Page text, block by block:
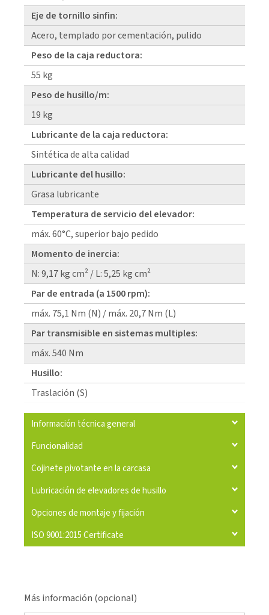
Eje de tornillo sinfin:
Acero, templado por cementación, pulido
Peso de la caja reductora:
55 kg
Peso de husillo/m:
19 kg
Lubricante de la caja reductora:
Sintética de alta calidad
Lubricante del husillo:
Grasa lubricante
Temperatura de servicio del elevador:
máx. 60°C, superior bajo pedido
Momento de inercia:
N: 9,17 kg cm² / L: 5,25 kg cm²
Par de entrada (a 1500 rpm):
máx. 75,1 Nm (N) / máx. 20,7 Nm (L)
Par transmisible en sistemas multiples:
máx. 540 Nm
Husillo:
Traslación (S)
Información técnica general
Funcionalidad
Cojinete pivotante en la carcasa
Lubricación de elevadores de husillo
Opciones de montaje y fijación
ISO 9001:2015 Certificate
Más información (opcional)